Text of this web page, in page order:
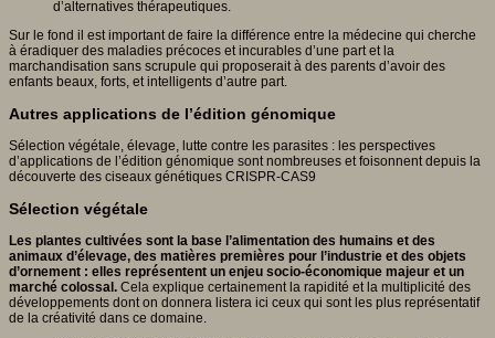
d’alternatives thérapeutiques.
Sur le fond il est important de faire la différence entre la médecine qui cherche
à éradiquer des maladies précoces et incurables d’une part et la
marchandisation sans scrupule qui proposerait à des parents d’avoir des
enfants beaux, forts, et intelligents d’autre part.
Autres applications de l’édition génomique
Sélection végétale, élevage, lutte contre les parasites : les perspectives
d’applications de l’édition génomique sont nombreuses et foisonnent depuis la
découverte des ciseaux génétiques CRISPR-CAS9
Sélection végétale
Les plantes cultivées sont la base l’alimentation des humains et des
animaux d’élevage, des matières premières pour l’industrie et des objets
d’ornement : elles représentent un enjeu socio-économique majeur et un
marché colossal. Cela explique certainement la rapidité et la multiplicité des
développements dont on donnera listera ici ceux qui sont les plus représentatif
de la créativité dans ce domaine.